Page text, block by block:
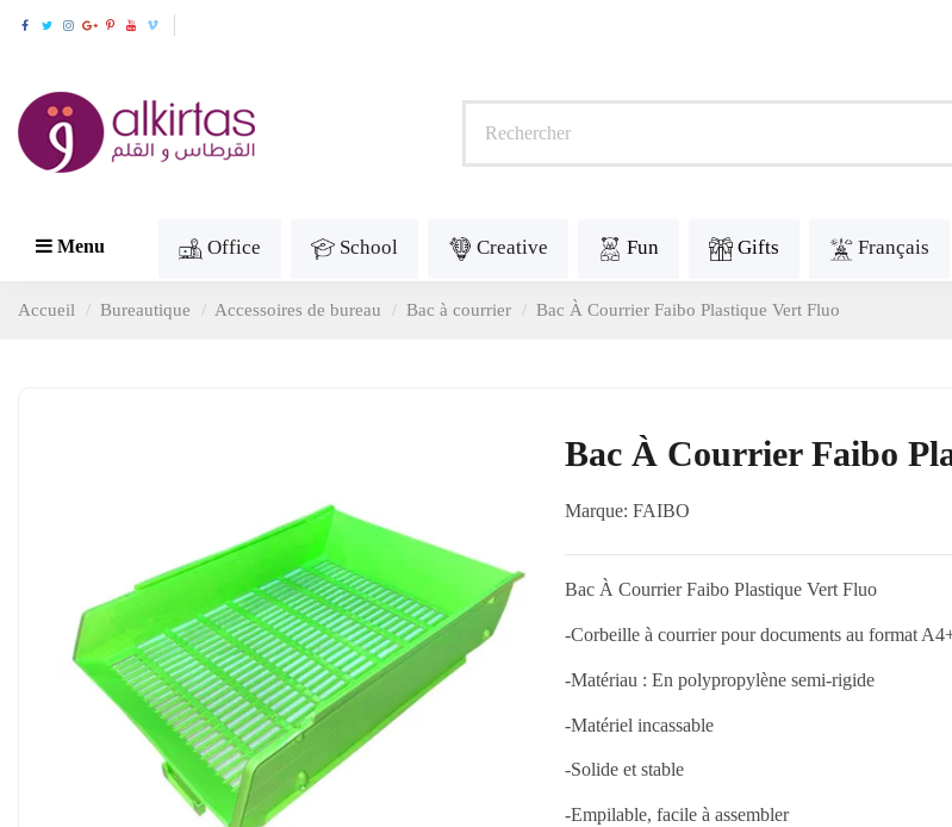
Menu Office School Creative Fun Gifts Français
Accueil Bureautique Accessoires de bureau Bac à courrier Bac À Courrier Faibo Plastique Vert Fluo
Bac À Courrier Faibo
Marque: FAIBO
Bac À Courrier Faibo Plastique Vert Fluo
-Corbeille à courrier pour documents au format
-Matériau : En polypropylène semi-rigide
-Matériel incassable
-Solide et stable
-Empilable, facile à assembler